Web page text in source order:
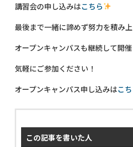
講習会の申し込みはこちら
最後まで一緒に諦めず努力を積み
オープンキャンパスも継続して開催
気軽にご参加ください！
オープンキャンパス申し込みはこ
この記事を書いた人